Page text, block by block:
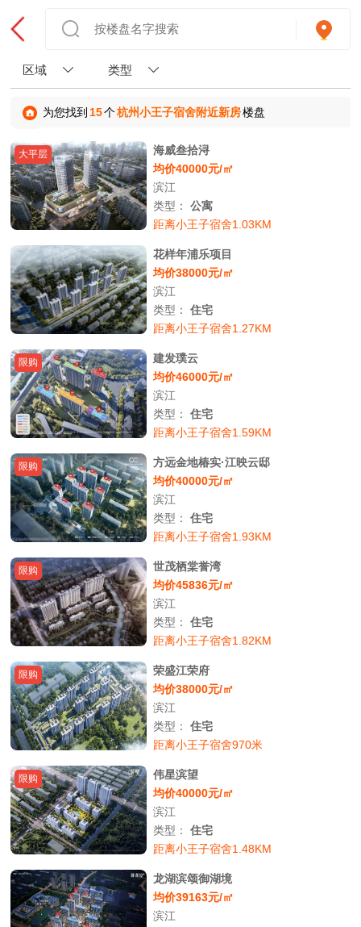
区域 类型
为您找到 15个杭州小王子宿舍附近新房楼盘
大平层
海威叁拾浔
均价40000元/㎡
滨江
类型：公寓
距离小王子宿舍1.03KM
花样年浦乐项目
均价38000元/㎡
滨江
类型：住宅
距离小王子宿舍1.27KM
限购
建发璞云
均价46000元/㎡
滨江
类型：住宅
距离小王子宿舍1.59KM
限购
方远金地椿实·江映云邸
均价40000元/㎡
滨江
类型：住宅
距离小王子宿舍1.93KM
限购
世茂栖棠誉湾
均价45836元/㎡
滨江
类型：住宅
距离小王子宿舍1.82KM
限购
荣盛江荣府
均价38000元/㎡
滨江
类型：住宅
距离小王子宿舍970米
限购
伟星滨望
均价40000元/㎡
滨江
类型：住宅
距离小王子宿舍1.48KM
龙湖滨颂御湖境
均价39163元/㎡
滨江